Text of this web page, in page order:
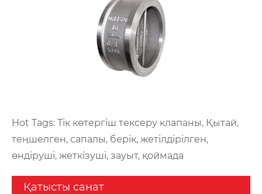
Hot Tags: Тік көтергіш тексеру клапаны, Қытай,
теңшелген, сапалы, берік, жетілдірілген,
өндіруші, жеткізуші, зауыт, қоймада
Қатысты санат